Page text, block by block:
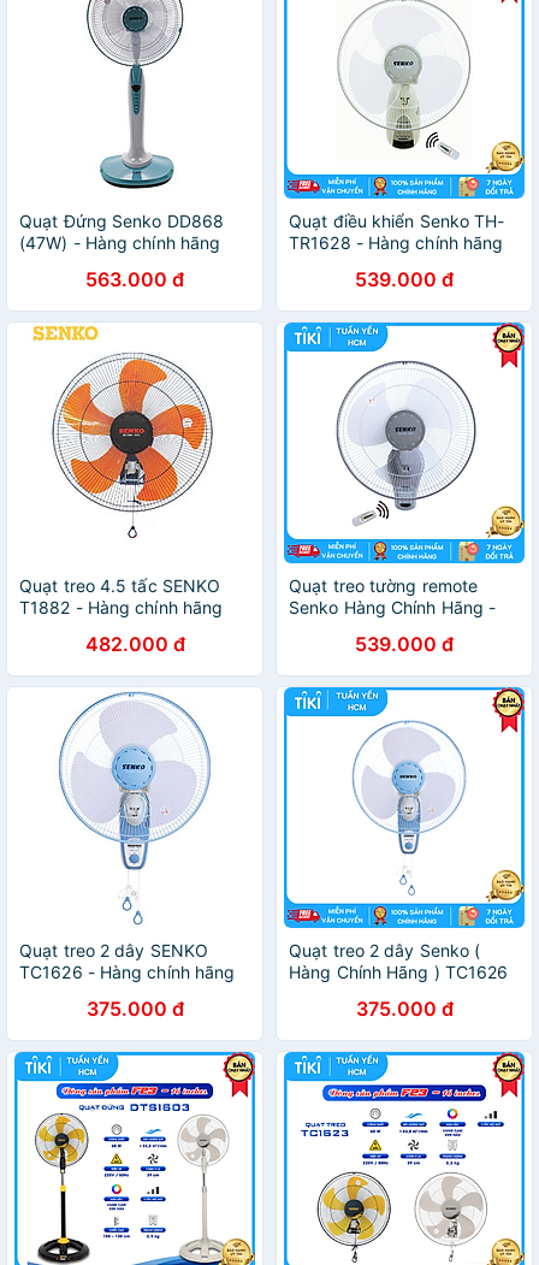
Quạt Đứng Senko DD868
(47W) - Hàng chính hãng
563.000 đ
Quạt điều khiển Senko TH-
TR1628 - Hàng chính hãng
539.000 đ
Quạt treo 4.5 tấc SENKO
T1882 - Hàng chính hãng
482.000 đ
Quạt treo tường remote
Senko Hàng Chính Hãng -
539.000 đ
Quạt treo 2 dây SENKO
TC1626 - Hàng chính hãng
375.000 đ
Quạt treo 2 dây Senko (
Hàng Chính Hãng ) TC1626
375.000 đ